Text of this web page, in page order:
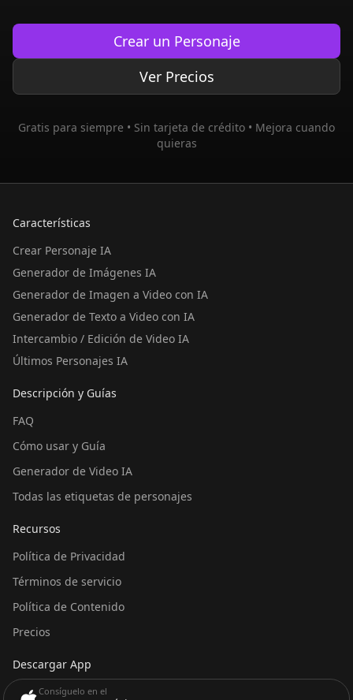
Crear un Personaje
Ver Precios
Gratis para siempre • Sin tarjeta de crédito • Mejora cuando
quieras
Características
Crear Personaje IA
Generador de Imágenes IA
Generador de Imagen a Video con IA
Generador de Texto a Video con IA
Intercambio / Edición de Video IA
Últimos Personajes IA
Descripción y Guías
FAQ
Cómo usar y Guía
Generador de Video IA
Todas las etiquetas de personajes
Recursos
Política de Privacidad
Términos de servicio
Política de Contenido
Precios
Descargar App
Consíguelo en el